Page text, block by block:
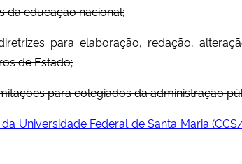
da educação nacional;
para elaboração, redação,
de Estado;
para colegiados da administração
Universidade Federal de Santa Maria